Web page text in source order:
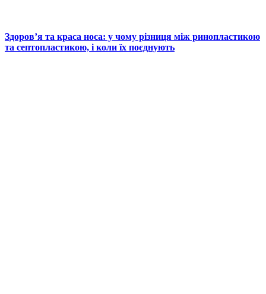
Здоров’я та краса носа: у чому різниця між ринопластикою
та септопластикою, і коли їх поєднують